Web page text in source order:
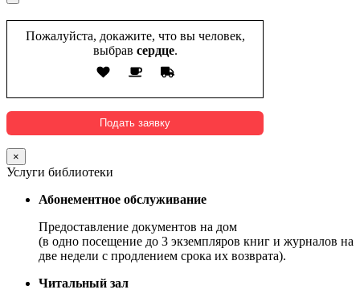
Пожалуйста, докажите, что вы человек,
выбрав сердце.
×
Услуги библиотеки
Абонементное обслуживание
Предоставление документов на дом
(в одно посещение до 3 экземпляров книг и журналов на
две недели с продлением срока их возврата).
Читальный зал